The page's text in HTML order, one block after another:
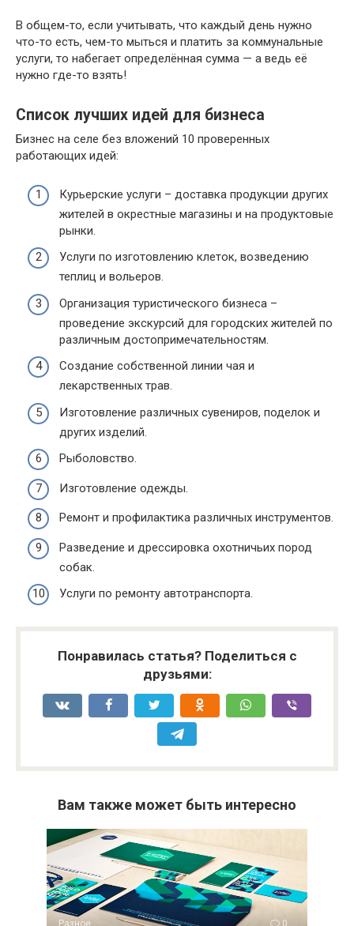
В общем-то, если учитывать, что каждый день нужно
что-то есть, чем-то мыться и платить за коммунальные
услуги, то набегает определённая сумма — а ведь её
нужно где-то взять!
Список лучших идей для бизнеса
Бизнес на селе без вложений 10 проверенных
работающих идей:
Курьерские услуги – доставка продукции других
жителей в окрестные магазины и на продуктовые
рынки.
Услуги по изготовлению клеток, возведению
теплиц и вольеров.
Организация туристического бизнеса –
проведение экскурсий для городских жителей по
различным достопримечательностям.
Создание собственной линии чая и
лекарственных трав.
Изготовление различных сувениров, поделок и
других изделий.
Рыболовство.
Изготовление одежды.
Ремонт и профилактика различных инструментов.
Разведение и дрессировка охотничьих пород
собак.
Услуги по ремонту автотранспорта.
Понравилась статья? Поделиться с
друзьями:
Вам также может быть интересно
Разное 0